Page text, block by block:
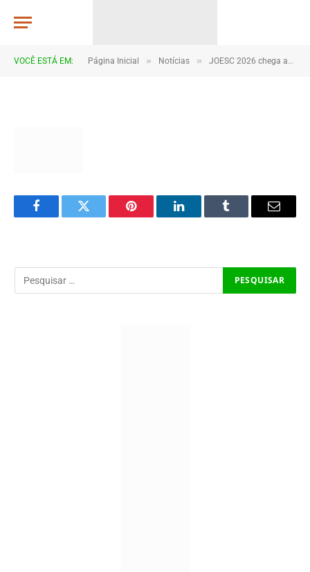
VOCÊ ESTÁ EM: Página Inicial » Notícias » JOESC 2026 chega ao fim após dias de emoção, talento e espírito esportivo em Coroatá
DSC_5104
FacebookTwitter Pinterest LinkedInTumblr Email